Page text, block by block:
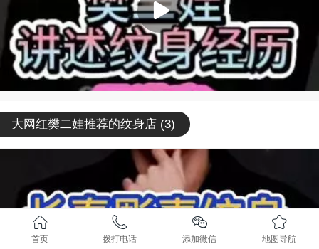
大网红樊二娃推荐的纹身店 (3)
首页 拨打电话 添加微信 地图导航